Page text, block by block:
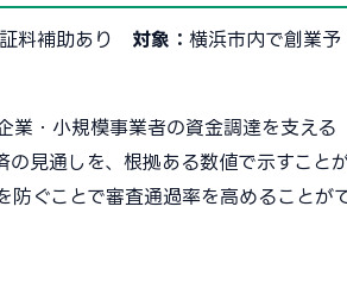
料補助あり 対象： 横浜市内で創業予
業・小規模事業者の資金調達を支える
の見通しを、根拠ある数値で示すこと
防ぐことで審査通過率を高めることが